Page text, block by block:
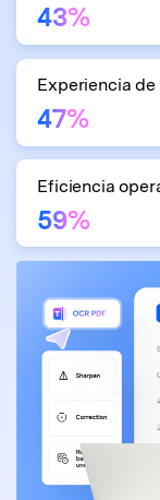
43%
Experiencia
47%
Eficiencia
59%